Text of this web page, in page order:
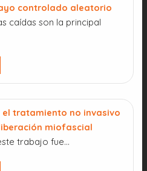
controlado aleatorio
caídas son la principal
tratamiento no invasivo
miofascial
trabajo fue…